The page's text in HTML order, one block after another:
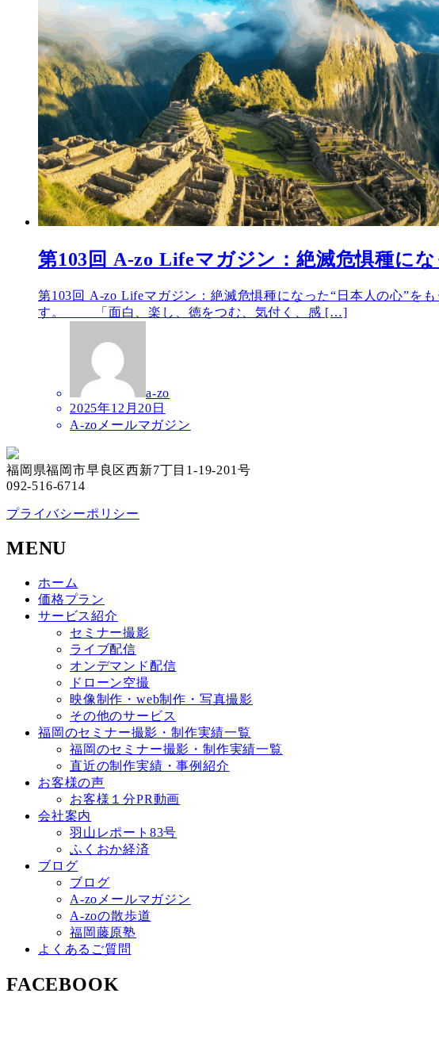
第103回 A-zo Lifeマガジン：絶滅危惧種に
第103回 A-zo Lifeマガジン：絶滅危惧種になった“日本人の心
す。 「面白、楽し、徳をつむ、気付く、感 […]
a-zo
2025年12月20日
A-zoメールマガジン
福岡県福岡市早良区西新7丁目1-19-201号
092-516-6714
プライバシーポリシー
MENU
ホーム
価格プラン
サービス紹介
セミナー撮影
ライブ配信
オンデマンド配信
ドローン空撮
映像制作・web制作・写真撮影
その他のサービス
福岡のセミナー撮影・制作実績一覧
福岡のセミナー撮影・制作実績一覧
直近の制作実績・事例紹介
お客様の声
お客様１分PR動画
会社案内
羽山レポート83号
ふくおか経済
ブログ
ブログ
A-zoメールマガジン
A-zoの散歩道
福岡藤原塾
よくあるご質問
FACEBOOK